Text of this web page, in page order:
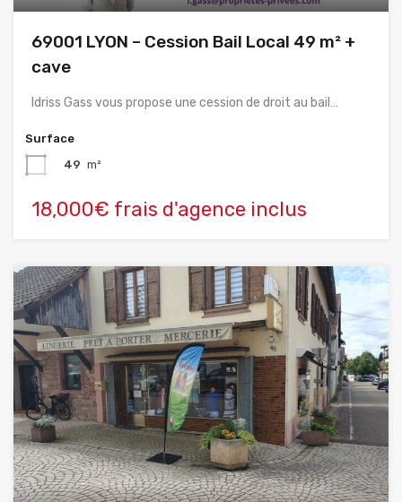
69001 LYON – Cession Bail Local 49 m² +
cave
Idriss Gass vous propose une cession de droit au bail…
Surface
49 m²
18,000€ frais d'agence inclus